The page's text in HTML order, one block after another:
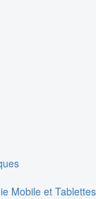
Mobile et Tablettes